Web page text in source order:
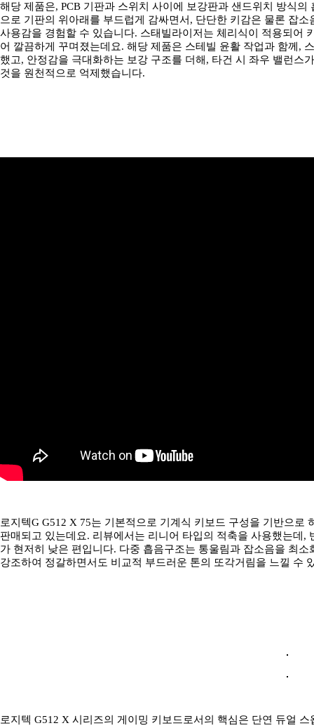
해당 제품은, PCB 기판과 스위치 사이에 보강판과 샌드위치 방식
으로 기판의 위아래를 부드럽게 감싸면서, 단단한 키감은 물론 잡
사용감을 경험할 수 있습니다. 스태빌라이저는 체리식이 적용되어
어 깔끔하게 꾸며졌는데요. 해당 제품은 스테빌 윤활 작업과 함께,
했고, 안정감을 극대화하는 보강 구조를 더해, 타건 시 좌우 밸런스
것을 원천적으로 억제했습니다.
로지텍G G512 X 75는 기본적으로 기계식 키보드 구성을 기반으로
판매되고 있는데요. 리뷰에서는 리니어 타입의 적축을 사용했는데
가 현저히 낮은 편입니다. 다중 흡음구조는 통울림과 잡소음을 최
강조하여 정갈하면서도 비교적 부드러운 톤의 또각거림을 느낄 수
로지텍 G512 X 시리즈의 게이밍 키보드로서의 핵심은 단연 듀얼